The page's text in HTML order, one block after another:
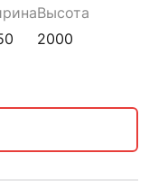
Высота
2000